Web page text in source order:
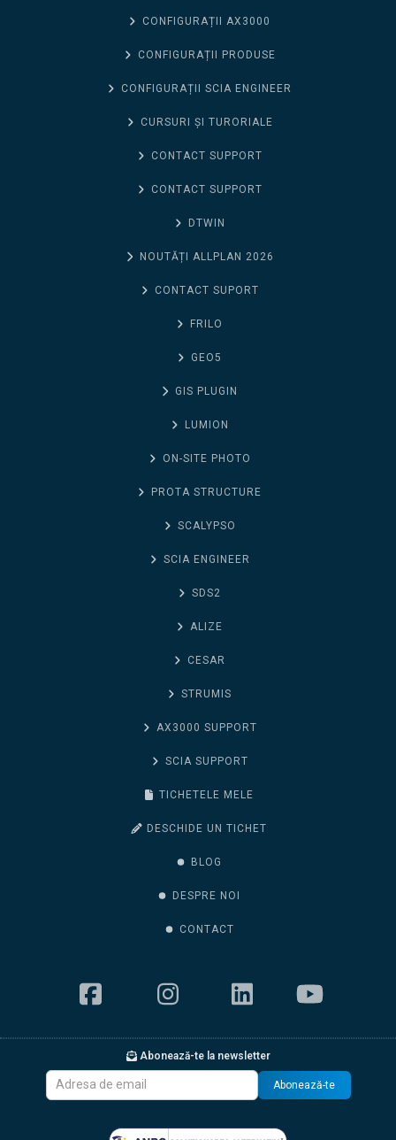
CONFIGURAȚII AX3000
CONFIGURAȚII PRODUSE
CONFIGURAȚII SCIA ENGINEER
CURSURI ȘI TURORIALE
CONTACT SUPPORT
CONTACT SUPPORT
DTWIN
NOUTĂȚI ALLPLAN 2026
CONTACT SUPORT
FRILO
GEO5
GIS PLUGIN
LUMION
ON-SITE PHOTO
PROTA STRUCTURE
SCALYPSO
SCIA ENGINEER
SDS2
ALIZE
CESAR
STRUMIS
AX3000 SUPPORT
SCIA SUPPORT
TICHETELE MELE
DESCHIDE UN TICHET
BLOG
DESPRE NOI
CONTACT
Abonează-te la newsletter
Abonează-te